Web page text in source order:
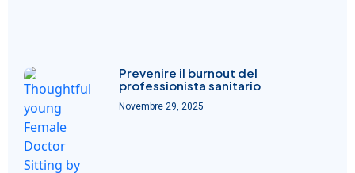
Prevenire il burnout del
professionista sanitario
Novembre 29, 2025